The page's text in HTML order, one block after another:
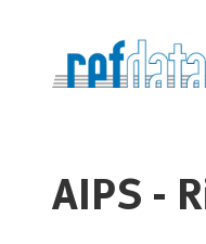
AIPS -